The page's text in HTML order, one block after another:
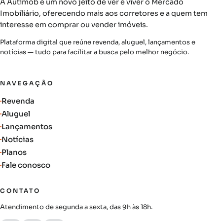
A Autimob é um novo jeito de ver e viver o Mercado
Imobiliário, oferecendo mais aos corretores e a quem tem
interesse em comprar ou vender imóveis.
Plataforma digital que reúne revenda, aluguel, lançamentos e
notícias — tudo para facilitar a busca pelo melhor negócio.
NAVEGAÇÃO
Revenda
Aluguel
Lançamentos
Notícias
Planos
Fale conosco
CONTATO
Atendimento de segunda a sexta, das 9h às 18h.